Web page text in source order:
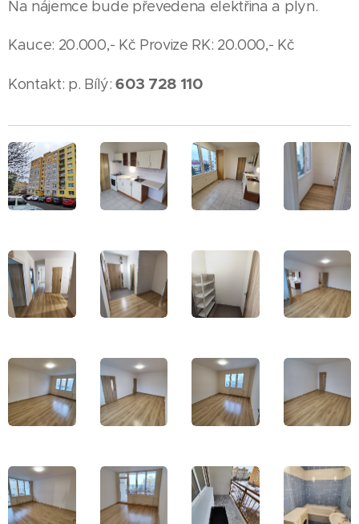
Na nájemce bude převedena elektřina a plyn.
Kauce: 20.000,- Kč Provize RK: 20.000,- Kč
Kontakt: p. Bílý:603 728 110